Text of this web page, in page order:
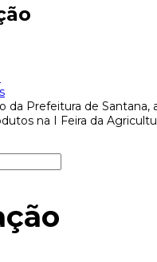
da Prefeitura de Santana,
na I Feira da